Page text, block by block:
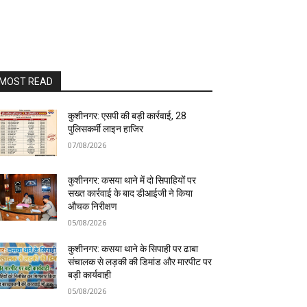
READ
कुशीनगर: एसपी की बड़ी कार्रवाई, 28
पुलिसकर्मी लाइन हाजिर
07/08/2026
कुशीनगर: कसया थाने में दो सिपाहियों पर
सख्त कार्रवाई के बाद डीआईजी ने किया
औचक निरीक्षण
05/08/2026
कुशीनगर: कसया थाने के सिपाही पर ढाबा
संचालक से लड़की की डिमांड और मारपीट पर
बड़ी कार्यवाही
05/08/2026